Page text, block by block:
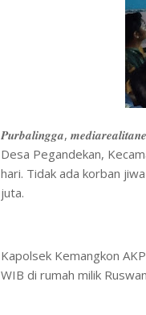
𝑷𝒖𝒓𝒃𝒂𝒍𝒊𝒏𝒈𝒈𝒂,
Desa Pegandekan,
hari. Tidak ada korban
juta.
Kapolsek Kemangkon
WIB di rumah milik